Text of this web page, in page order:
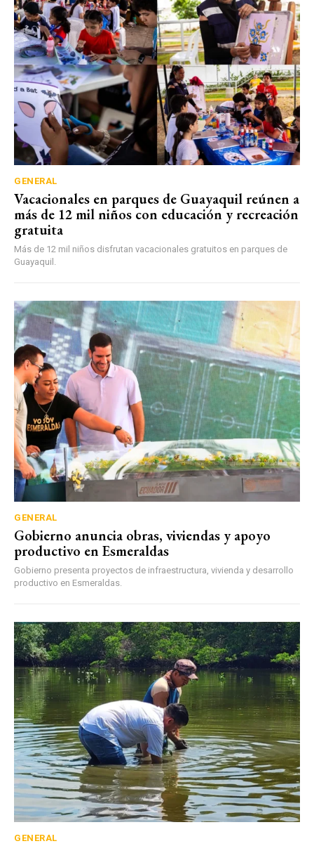
GENERAL
Vacacionales en parques de Guayaquil reúnen a
más de 12 mil niños con educación y recreación
gratuita
Más de 12 mil niños disfrutan vacacionales gratuitos en parques de
Guayaquil.
GENERAL
Gobierno anuncia obras, viviendas y apoyo
productivo en Esmeraldas
Gobierno presenta proyectos de infraestructura, vivienda y desarrollo
productivo en Esmeraldas.
GENERAL